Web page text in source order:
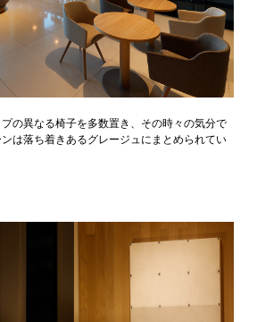
の異なる椅子を多数置き、その時々の気分で
は落ち着きあるグレージュにまとめられてい